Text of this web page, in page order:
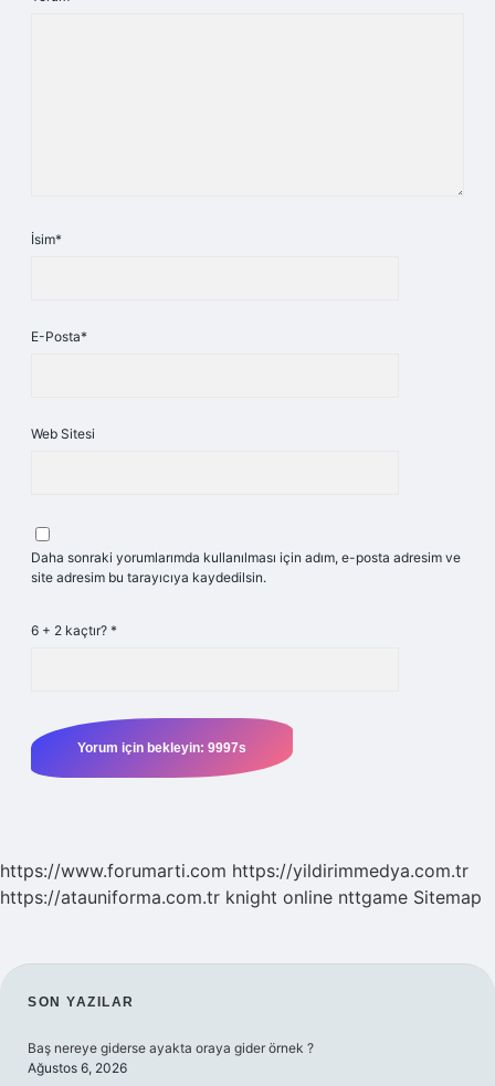
İsim*
E-Posta*
Web Sitesi
Daha sonraki yorumlarımda kullanılması için adım, e-posta adresim ve
site adresim bu tarayıcıya kaydedilsin.
6 + 2 kaçtır? *
https://www.forumarti.com https://yildirimmedya.com.tr
https://atauniforma.com.tr knight online nttgame Sitemap
SIDEBAR
SON YAZILAR
Baş nereye giderse ayakta oraya gider örnek ?
Ağustos 6, 2026